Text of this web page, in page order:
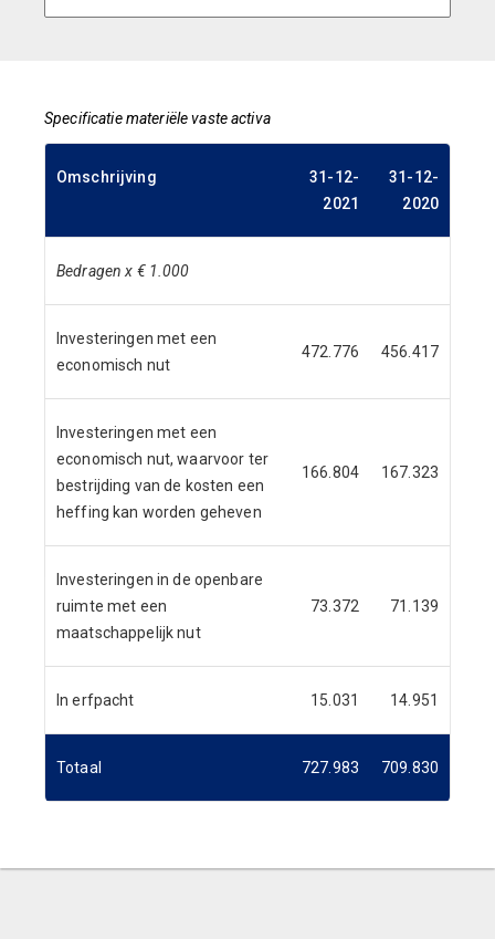
Specificatie materiële vaste activa
Omschrijving
31-12-
2021
31-12-
2020
Bedragen x € 1.000
Investeringen met een
economisch nut
472.776 456.417
Investeringen met een
economisch nut, waarvoor ter
bestrijding van de kosten een
heffing kan worden geheven
166.804 167.323
Investeringen in de openbare
ruimte met een
maatschappelijk nut
73.372 71.139
In erfpacht 15.031 14.951
Totaal 727.983 709.830